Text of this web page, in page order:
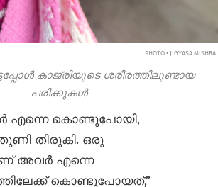
PHOTO • JIGYASA MISHRA
കാജ്രിയുടെ ശരീരത്തിലുണ്ടായ
പരിക്കുകൾ
എന്നെ കൊണ്ടുപോയി,
തിരുകി. ഒരു
അവർ എന്നെ
കൊണ്ടുപോയത്,”